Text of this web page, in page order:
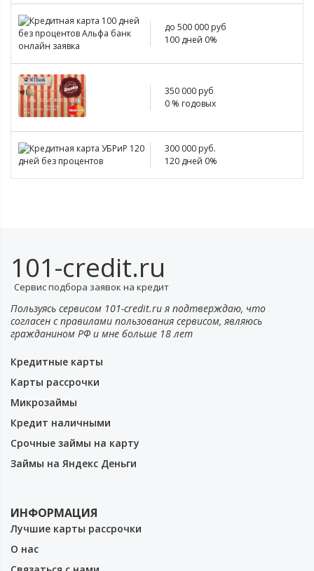
до 500 000 руб
100 дней 0%
350 000 руб
0 % годовых
300 000 руб.
120 дней 0%
101-credit.ru
Сервис подбора заявок на кредит
Пользуясь сервисом 101-credit.ru я подтверждаю, что
согласен с правилами пользования сервисом, являюсь
гражданином РФ и мне больше 18 лет
Кредитные карты
Карты рассрочки
Микрозаймы
Кредит наличными
Срочные займы на карту
Займы на Яндекс Деньги
ИНФОРМАЦИЯ
Лучшие карты рассрочки
О нас